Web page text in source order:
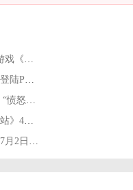
Steam喜加一：心理恐怖游戏《NineHells》免费领
科乐美经典棒球系列新作登陆PS5/PC 售价约409元
《索尼克赛车 交叉世界》“愤怒的小鸟活动”限时开启
加油站模拟《最后的加油站》4月28日登陆PC平台
《节奏天国：奇迹之星》7月2日登陆Switch平台